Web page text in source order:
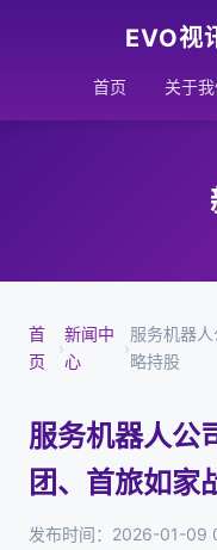
EVO视
首页 关于
首
页
›
新闻中
心
›
服务机器
略持股
服务机器人公
团、首旅如家
发布时间：2026-01-09